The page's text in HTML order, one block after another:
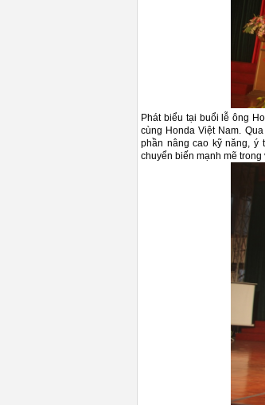
Phát biểu tại buổi lễ ông
cùng Honda Việt Nam.
phần nâng cao kỹ năng, ý
chuyển biến mạnh mẽ